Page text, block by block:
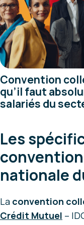
Convention
qu’il faut
salariés du
Les
nationale
La convention
Crédit Mutuel –